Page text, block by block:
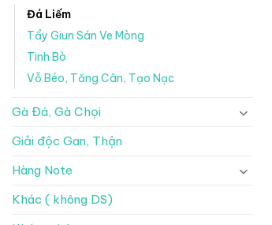
Đá Liếm
Tẩy Giun Sán Ve Mòng
Tinh Bò
Vỗ Béo, Tăng Cân, Tạo Nạc
Gà Đá, Gà Chọi
Giải độc Gan, Thận
Hàng Note
Khác ( không DS)